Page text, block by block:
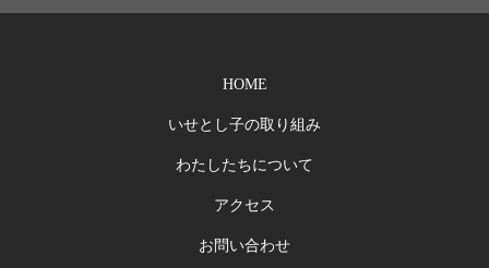
HOME
いせとし子の取り組み
わたしたちについて
アクセス
お問い合わせ